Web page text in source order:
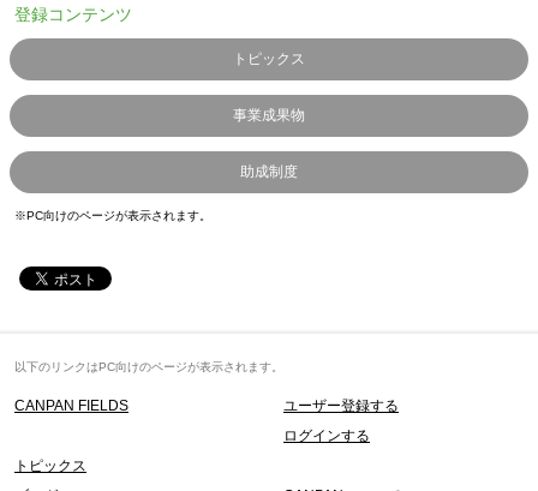
登録コンテンツ
トピックス
事業成果物
助成制度
※PC向けのページが表示されます。
以下のリンクはPC向けのページが表示されます。
CANPAN FIELDS
ユーザー登録する
ログインする
トピックス